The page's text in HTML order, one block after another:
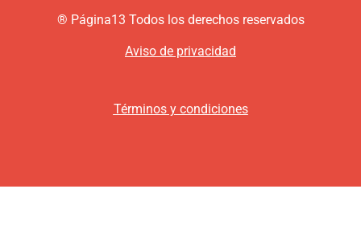
® Página13 Todos los derechos reservados
Aviso de privacidad
Términos y condiciones